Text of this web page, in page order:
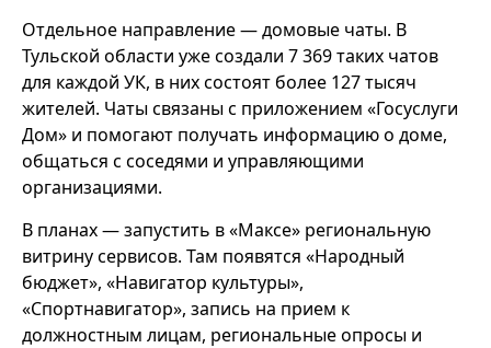
Отдельное направление — домовые чаты. В
Тульской области уже создали 7 369 таких чатов
для каждой УК, в них состоят более 127 тысяч
жителей. Чаты связаны с приложением «Госуслуги
Дом» и помогают получать информацию о доме,
общаться с соседями и управляющими
организациями.
В планах — запустить в «Максе» региональную
витрину сервисов. Там появятся «Народный
бюджет», «Навигатор культуры»,
«Спортнавигатор», запись на прием к
должностным лицам, региональные опросы и